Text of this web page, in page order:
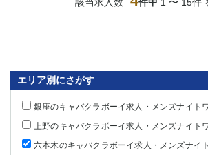
エリア別にさがす
銀座のキャバクラボーイ求人・メンズナイト
上野のキャバクラボーイ求人・メンズナイト
六本木のキャバクラボーイ求人・メンズナイ